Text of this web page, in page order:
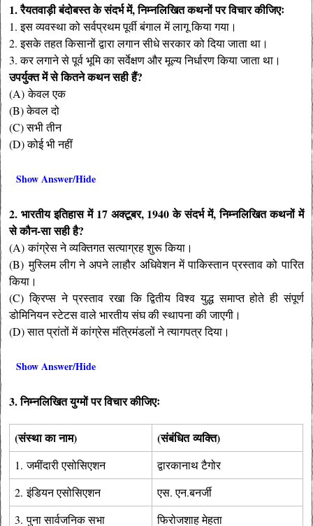
1. रैयतवाड़ी बंदोबस्त के संदर्भ में, निम्नलिखित कथनों पर विचार कीजिएः
1. इस व्यवस्था को सर्वप्रथम पूर्वी बंगाल में लागू किया गया।
2. इसके तहत किसानों द्वारा लगान सीधे सरकार को दिया जाता था।
3. कर लगाने से पूर्व भूमि का सर्वेक्षण और मूल्य निर्धारण किया जाता था।
उपर्युक्त में से कितने कथन सही हैं?
(A) केवल एक
(B) केवल दो
(C) सभी तीन
(D) कोई भी नहीं
Show Answer/Hide
2. भारतीय इतिहास में 17 अक्टूबर, 1940 के संदर्भ में, निम्नलिखित कथनों में
से कौन-सा सही है?
(A) कांग्रेस ने व्यक्तिगत सत्याग्रह शुरू किया।
(B) मुस्लिम लीग ने अपने लाहौर अधिवेशन में पाकिस्तान प्रस्ताव को पारित
किया।
(C) क्रिप्स ने प्रस्ताव रखा कि द्वितीय विश्व युद्ध समाप्त होते ही संपूर्ण
डोमिनियन स्टेटस वाले भारतीय संघ की स्थापना की जाएगी।
(D) सात प्रांतों में कांग्रेस मंत्रिमंडलों ने त्यागपत्र दिया।
Show Answer/Hide
3. निम्नलिखित युग्मों पर विचार कीजिएः
(संस्था का नाम) (संबंधित व्यक्ति)
1. जमींदारी एसोसिएशन
द्वारकानाथ टैगोर
2. इंडियन एसोसिएशन
एस. एन.बनर्जी
3. पुना सार्वजनिक सभा
फिरोजशाह मेहता